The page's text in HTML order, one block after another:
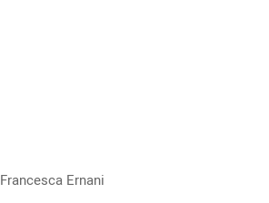
Francesca Ernani